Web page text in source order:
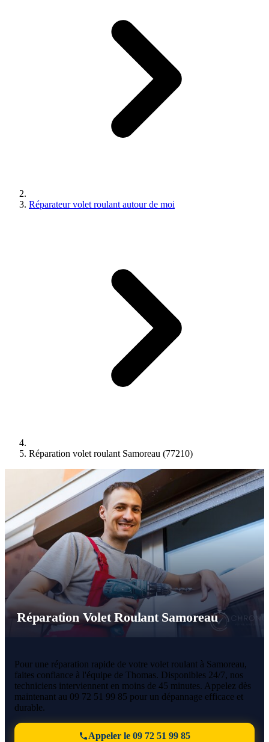
Réparateur volet roulant autour de moi
Réparation volet roulant Samoreau (77210)
Réparation Volet Roulant Samoreau
Pour une réparation rapide de votre volet roulant à Samoreau,
faites confiance à l'équipe de Thomas. Disponibles 24/7, nos
techniciens interviennent en moins de 45 minutes. Appelez dès
maintenant au 09 72 51 99 85 pour un dépannage efficace et
durable.
Appeler le 09 72 51 99 85